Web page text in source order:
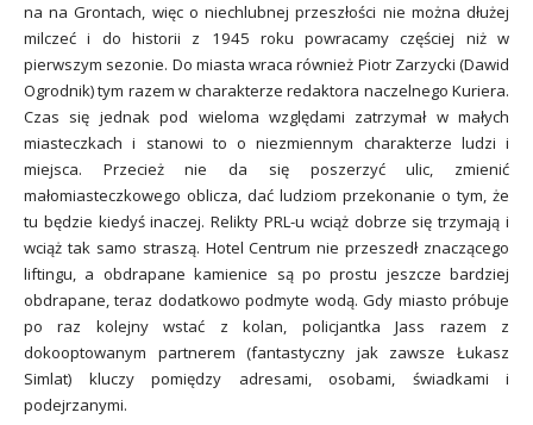
na na Grontach, więc o niechlubnej przeszłości nie można dłużej
milczeć i do historii z 1945 roku powracamy częściej niż w
pierwszym sezonie. Do miasta wraca również Piotr Zarzycki (Dawid
Ogrodnik) tym razem w charakterze redaktora naczelnego Kuriera.
Czas się jednak pod wieloma względami zatrzymał w małych
miasteczkach i stanowi to o niezmiennym charakterze ludzi i
miejsca. Przecież nie da się poszerzyć ulic, zmienić
małomiasteczkowego oblicza, dać ludziom przekonanie o tym, że
tu będzie kiedyś inaczej. Relikty PRL-u wciąż dobrze się trzymają i
wciąż tak samo straszą. Hotel Centrum nie przeszedł znaczącego
liftingu, a obdrapane kamienice są po prostu jeszcze bardziej
obdrapane, teraz dodatkowo podmyte wodą. Gdy miasto próbuje
po raz kolejny wstać z kolan, policjantka Jass razem z
dokooptowanym partnerem (fantastyczny jak zawsze Łukasz
Simlat) kluczy pomiędzy adresami, osobami, świadkami i
podejrzanymi.